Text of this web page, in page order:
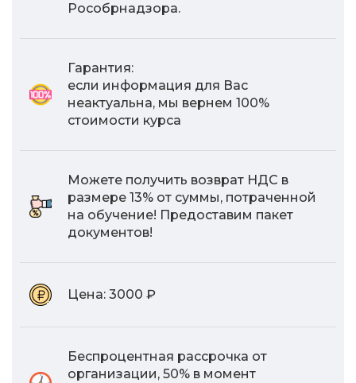
Рособрнадзора.
Гарантия:
если информация для Вас
неактуальна, мы вернем 100%
стоимости курса
Можете получить возврат НДС в
размере 13% от суммы, потраченной
на обучение! Предоставим пакет
документов!
Цена: 3000 ₽
Беспроцентная рассрочка от
организации, 50% в момент